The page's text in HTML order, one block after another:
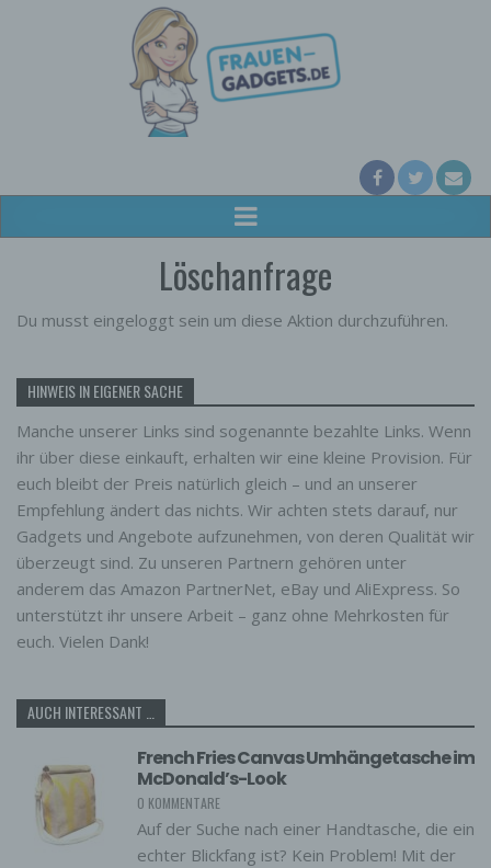
Löschanfrage
Du musst eingeloggt sein um diese Aktion durchzuführen.
HINWEIS IN EIGENER SACHE
Manche unserer Links sind sogenannte bezahlte Links. Wenn
ihr über diese einkauft, erhalten wir eine kleine Provision. Für
euch bleibt der Preis natürlich gleich – und an unserer
Empfehlung ändert das nichts. Wir achten stets darauf, nur
Gadgets und Angebote aufzunehmen, von deren Qualität wir
überzeugt sind. Zu unseren Partnern gehören unter
anderem das Amazon PartnerNet, eBay und AliExpress. So
unterstützt ihr unsere Arbeit – ganz ohne Mehrkosten für
euch. Vielen Dank!
AUCH INTERESSANT …
French Fries Canvas Umhängetasche im
McDonald’s-Look
0 KOMMENTARE
Auf der Suche nach einer Handtasche, die ein
echter Blickfang ist? Kein Problem! Mit der